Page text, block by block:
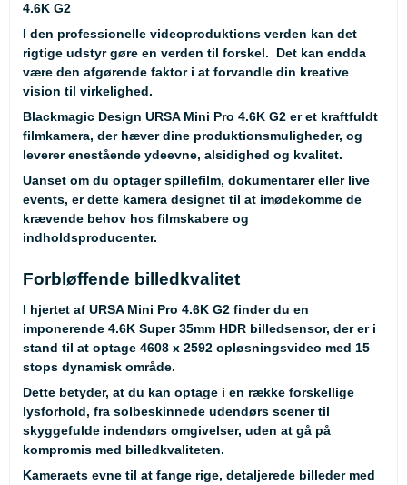
4.6K G2
I den professionelle videoproduktions verden kan det
rigtige udstyr gøre en verden til forskel. Det kan endda
være den afgørende faktor i at forvandle din kreative
vision til virkelighed.
Blackmagic Design URSA Mini Pro 4.6K G2 er et kraftfuldt
filmkamera, der hæver dine produktionsmuligheder, og
leverer enestående ydeevne, alsidighed og kvalitet.
Uanset om du optager spillefilm, dokumentarer eller live
events, er dette kamera designet til at imødekomme de
krævende behov hos filmskabere og
indholdsproducenter.
Forbløffende billedkvalitet
I hjertet af URSA Mini Pro 4.6K G2 finder du en
imponerende 4.6K Super 35mm HDR billedsensor, der er i
stand til at optage 4608 x 2592 opløsningsvideo med 15
stops dynamisk område.
Dette betyder, at du kan optage i en række forskellige
lysforhold, fra solbeskinnede udendørs scener til
skyggefulde indendørs omgivelser, uden at gå på
kompromis med billedkvaliteten.
Kameraets evne til at fange rige, detaljerede billeder med